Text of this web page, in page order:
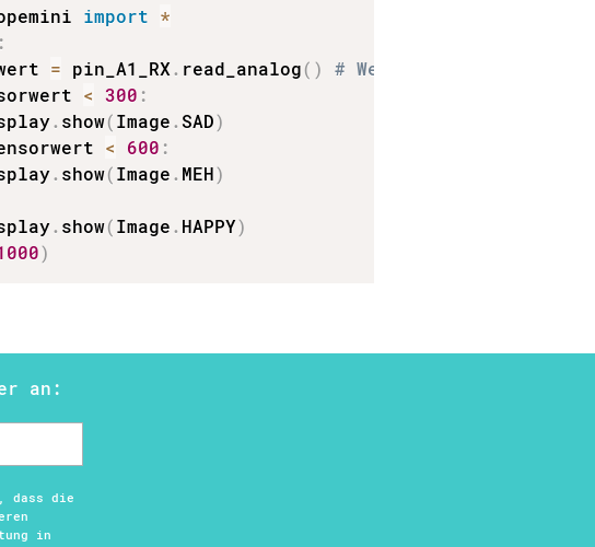
import *
:
= pin_A1_RX. read_analog( )
# Wert von 0–1023
< 300 :
. show(Image.SAD)
< 600 :
. show(Image. MEH)
. show(Image. HAPPY)
)
an:
dass die
in